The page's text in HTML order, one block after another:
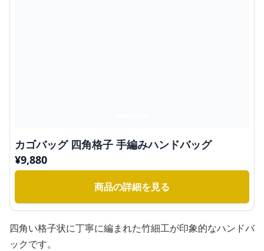
カゴバッグ 四角格子 手編みハンドバッグ
¥9,880
商品の詳細を見る
四角い格子状に丁寧に編まれた竹細工が印象的なハンドバ
ックです。